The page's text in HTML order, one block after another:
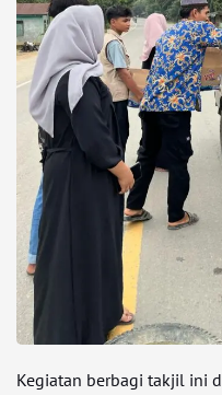
Kegiatan berbagi takjil ini